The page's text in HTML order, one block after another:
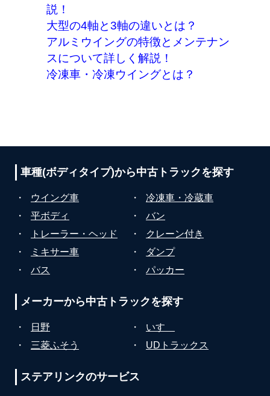
説！
大型の4軸と3軸の違いとは？
アルミウイングの特徴とメンテナン
スについて詳しく解説！
冷凍車・冷凍ウイングとは？
車種(ボディタイプ)から中古トラックを探す
・ ウイング車 ・
冷凍車・冷蔵車
・
平ボディ ・
バン
・
トレーラー・ヘッド ・
クレーン付き
・
ミキサー車 ・
ダンプ
・
バス ・ パッカー
メーカーから中古トラックを探す
・ 日野 ・
いすゞ
・
三菱ふそう ・ UDトラックス
ステアリンクのサービス